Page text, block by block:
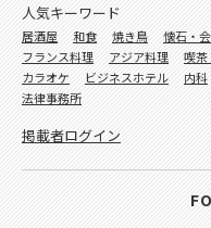
人気キーワード
居酒屋 和食 焼き鳥 懐石・
フランス料理
アジア料理 喫茶
カラオケ
ビジネスホテル 内科
法律事務所
掲載者ログイン